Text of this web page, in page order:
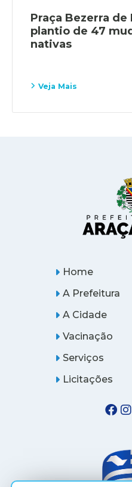
Praça Bezerra
plantio de 47
nativas
Veja Mais
Home
A Prefeitura
A Cidade
Vacinação
Serviços
Licitações